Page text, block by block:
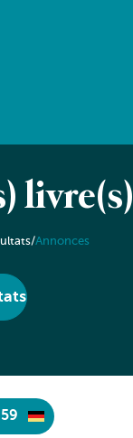
livre(s)
/Annonces